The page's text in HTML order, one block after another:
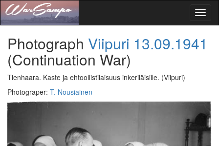
Photograph Viipuri 13.09.1941
(Continuation War)
Tienhaara. Kaste ja ehtoollistilaisuus inkeriläisille. (Viipuri)
Photograper: T. Nousiainen